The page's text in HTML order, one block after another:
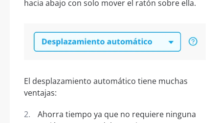
hacia abajo con solo mover el ratón sobre ella.
El desplazamiento automático tiene muchas
ventajas:
Ahorra tiempo ya que no requiere ninguna